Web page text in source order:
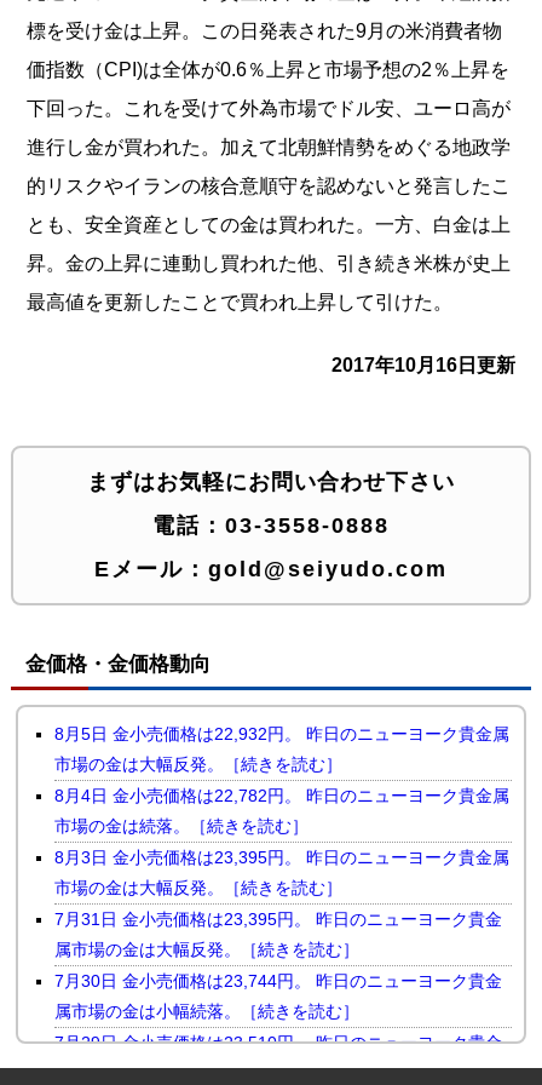
標を受け金は上昇。 この日発表された9月の米消費者物
価指数（CPI)は全体が0.6％上昇と市場予想の2％上昇を
下回った。 これを受けて外為市場でドル安、ユーロ高が
進行し金が買われた。 加えて北朝鮮情勢をめぐる地政学
的リスクやイランの核合意順守を認めないと発言したこ
とも、安全資産としての金は買われた。一方、白金は上
昇。金の上昇に連動し買われた他、 引き続き米株が史上
最高値を更新したことで買われ上昇して引けた 。
2017年10月16日更新
まずはお気軽にお問い合わせ下さい
電話： 03-3558-0888
Eメール： gold@seiyudo.com
金価格・金価格動向
8月5日 金小売価格は22,932円。 昨日のニューヨーク貴金属
市場の金は大幅反発。［続きを読む］
8月4日 金小売価格は22,782円。 昨日のニューヨーク貴金属
市場の金は続落。［続きを読む］
8月3日 金小売価格は23,395円。 昨日のニューヨーク貴金属
市場の金は大幅反発。［続きを読む］
7月31日 金小売価格は23,395円。 昨日のニューヨーク貴金
属市場の金は大幅反発。［続きを読む］
7月30日 金小売価格は23,744円。 昨日のニューヨーク貴金
属市場の金は小幅続落。［続きを読む］
7月29日 金小売価格は23,510円。 昨日のニューヨーク貴金
属市場の金は反落。［続きを読む］